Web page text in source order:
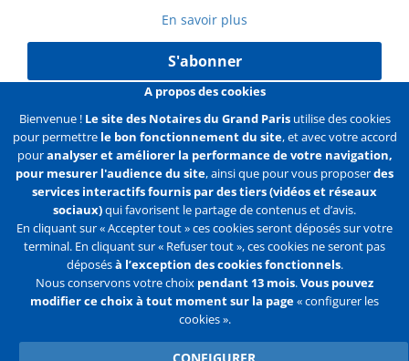
En savoir plus
S'abonner
Liens Mentions légales Données personnelles
Politique des cookies Configurer les cookies
Liens
2e
ligne
Accueil Contact Plan du site
Flux
FacebookYoutube
Twitter
A propos des cookies
Bienvenue ! Le site des Notaires du Grand Parisutilise des cookies
pour permettre le bon fonctionnement du site, et avec votre accord
pouranalyser et améliorer la performance de votre navigation,
pour mesurer l'audience du site, ainsi que pour vous proposerdes
services interactifs fournis par des tiers (vidéos et réseaux
sociaux)qui favorisent le partage de contenus et d’avis.
En cliquant sur « Accepter tout » ces cookies seront déposés sur votre
terminal. En cliquant sur « Refuser tout », ces cookies ne seront pas
déposésà l’exception des cookies fonctionnels.
Nous conservons votre choix pendant 13 mois.Vous pouvez
modifier ce choix à tout moment sur la page« configurer les
cookies ».